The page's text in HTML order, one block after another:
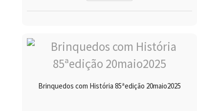
Brinquedos com História 85ªedição 20maio2025